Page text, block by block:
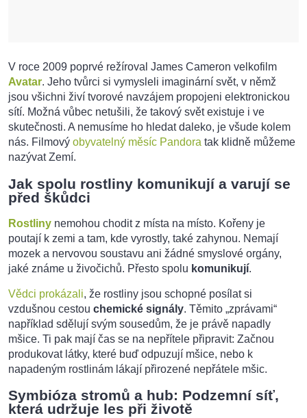
V roce 2009 poprvé režíroval James Cameron velkofilm
Avatar. Jeho tvůrci si vymysleli imaginární svět, v němž
jsou všichni živí tvorové navzájem propojeni elektronickou
sítí. Možná vůbec netušili, že takový svět existuje i ve
skutečnosti. A nemusíme ho hledat daleko, je všude kolem
nás. Filmový obyvatelný měsíc Pandora tak klidně můžeme
nazývat Zemí.
Jak spolu rostliny komunikují a varují se
před škůdci
Rostliny nemohou chodit z místa na místo. Kořeny je
poutají k zemi a tam, kde vyrostly, také zahynou. Nemají
mozek a nervovou soustavu ani žádné smyslové orgány,
jaké známe u živočichů. Přesto spolu komunikují.
Vědci prokázali, že rostliny jsou schopné posílat si
vzdušnou cestou chemické signály. Těmito „zprávami“
například sdělují svým sousedům, že je právě napadly
mšice. Ti pak mají čas se na nepřítele připravit: Začnou
produkovat látky, které buď odpuzují mšice, nebo k
napadeným rostlinám lákají přirozené nepřátele mšic.
Symbióza stromů a hub: Podzemní síť,
která udržuje les při životě